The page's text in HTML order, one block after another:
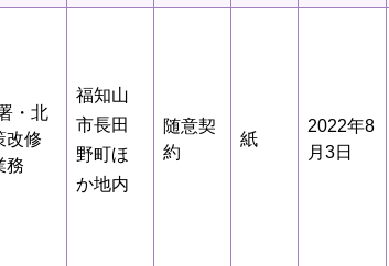
・北
改修
務
福知山
市長田
野町ほ
か地内
随意契
約
紙
2022年8
月3日